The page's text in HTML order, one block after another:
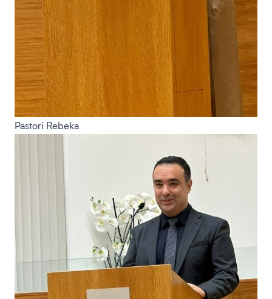
Pastori Rebeka